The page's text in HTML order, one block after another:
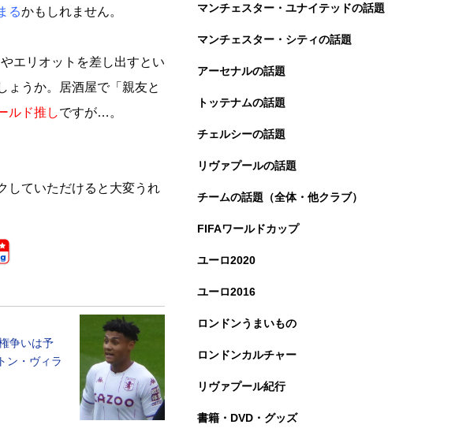
るかもしれません。
エリオットを差し出すとい
ょうか。居酒屋で「親友と
ルド推しですが…。
していただけると大変うれ
争いは予
ン・ヴィラ
マンチェスター・ユナイテッドの話題
マンチェスター・シティの話題
アーセナルの話題
トッテナムの話題
チェルシーの話題
リヴァプールの話題
チームの話題（全体・他クラブ）
FIFAワールドカップ
ユーロ2020
ユーロ2016
ロンドンうまいもの
ロンドンカルチャー
リヴァプール紀行
書籍・DVD・グッズ